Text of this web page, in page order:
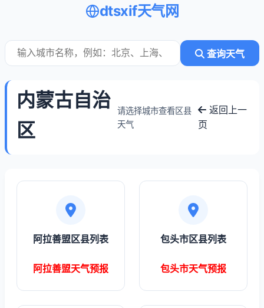
dtsxif天气网
查询天气
内蒙古自治
区
请选择城市查看区县
天气
返回上一
页
阿拉善盟区县列表
阿拉善盟天气预报
包头市区县列表
包头市天气预报